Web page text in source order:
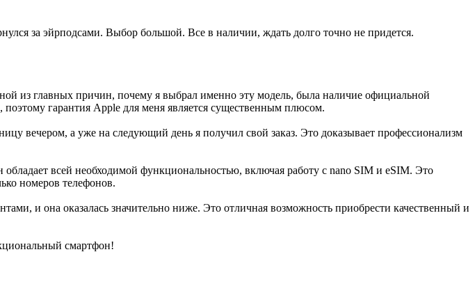
за эйрподсами. Выбор большой. Все в наличии, ждать долго точно не придется.
из главных причин, почему я выбрал именно эту модель, была наличие официальной
гарантия Apple для меня является существенным плюсом.
вечером, а уже на следующий день я получил свой заказ. Это доказывает профессионализм
всей необходимой функциональностью, включая работу с nano SIM и eSIM. Это
номеров телефонов.
и она оказалась значительно ниже. Это отличная возможность приобрести качественный и
смартфон!